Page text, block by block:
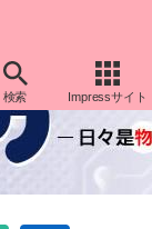
検索 Impressサイト